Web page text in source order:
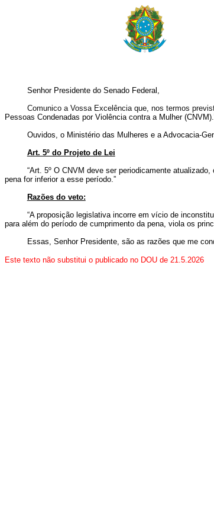
Senhor Presidente do Senado Federal,
Comunico a Vossa Excelência que, nos termos
Pessoas Condenadas por Violência contra a Mulher
Ouvidos, o Ministério das Mulheres e a Advocacia-
Art. 5º do Projeto de Lei
“Art. 5º O CNVM deve ser periodicamente
pena for inferior a esse período.”
Razões do veto:
“A proposição legislativa incorre em vício de
para além do período de cumprimento da pena, viola os
Essas, Senhor Presidente, são as razões que me
Este texto não substitui o publicado no DOU de 21.5.2026